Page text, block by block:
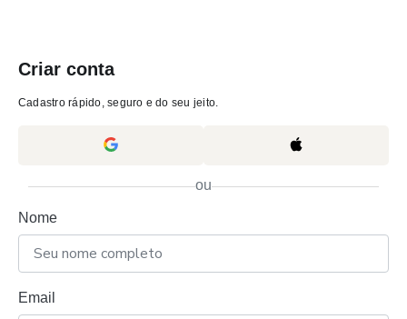
Criar conta
Cadastro rápido, seguro e do seu jeito.
ou
Nome
Email